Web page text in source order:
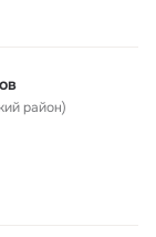
район)